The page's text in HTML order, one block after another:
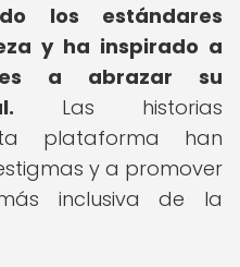
los estándares
y ha inspirado a
a abrazar su
Las historias
plataforma han
y a promover
inclusiva de la